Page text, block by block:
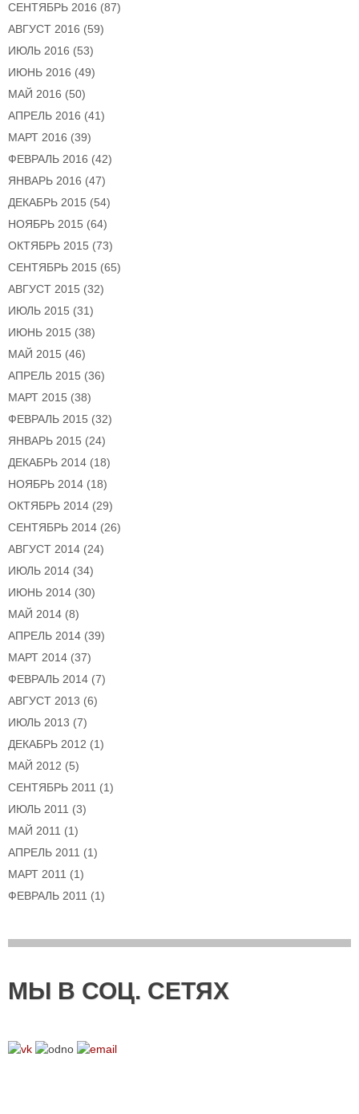
СЕНТЯБРЬ 2016 (87)
АВГУСТ 2016 (59)
ИЮЛЬ 2016 (53)
ИЮНЬ 2016 (49)
МАЙ 2016 (50)
АПРЕЛЬ 2016 (41)
МАРТ 2016 (39)
ФЕВРАЛЬ 2016 (42)
ЯНВАРЬ 2016 (47)
ДЕКАБРЬ 2015 (54)
НОЯБРЬ 2015 (64)
ОКТЯБРЬ 2015 (73)
СЕНТЯБРЬ 2015 (65)
АВГУСТ 2015 (32)
ИЮЛЬ 2015 (31)
ИЮНЬ 2015 (38)
МАЙ 2015 (46)
АПРЕЛЬ 2015 (36)
МАРТ 2015 (38)
ФЕВРАЛЬ 2015 (32)
ЯНВАРЬ 2015 (24)
ДЕКАБРЬ 2014 (18)
НОЯБРЬ 2014 (18)
ОКТЯБРЬ 2014 (29)
СЕНТЯБРЬ 2014 (26)
АВГУСТ 2014 (24)
ИЮЛЬ 2014 (34)
ИЮНЬ 2014 (30)
МАЙ 2014 (8)
АПРЕЛЬ 2014 (39)
МАРТ 2014 (37)
ФЕВРАЛЬ 2014 (7)
АВГУСТ 2013 (6)
ИЮЛЬ 2013 (7)
ДЕКАБРЬ 2012 (1)
МАЙ 2012 (5)
СЕНТЯБРЬ 2011 (1)
ИЮЛЬ 2011 (3)
МАЙ 2011 (1)
АПРЕЛЬ 2011 (1)
МАРТ 2011 (1)
ФЕВРАЛЬ 2011 (1)
МЫ В СОЦ. СЕТЯХ